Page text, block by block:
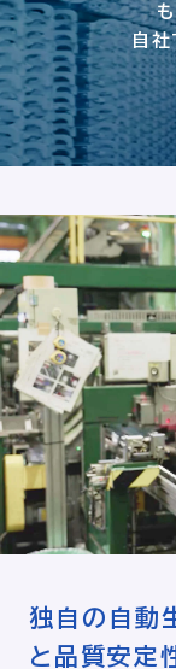
自社
独自の自動
と品質安定